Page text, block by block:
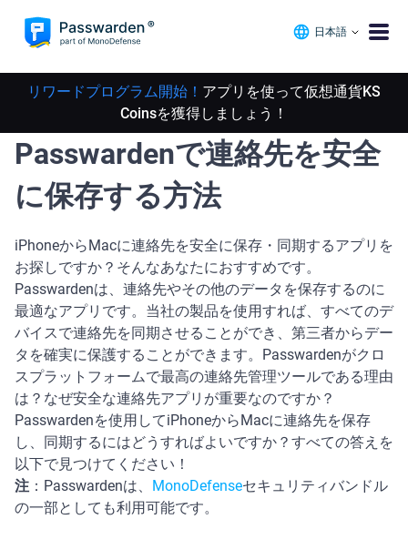
日本語
リワードプログラム開始！ アプリを使って仮想通貨KS
Coinsを獲得しましょう！
Passwardenで連絡先を安全
に保存する方法
iPhoneからMacに連絡先を安全に保存・同期するアプリを
お探しですか？そんなあなたにおすすめです。
Passwardenは、連絡先やその他のデータを保存するのに
最適なアプリです。当社の製品を使用すれば、すべてのデ
バイスで連絡先を同期させることができ、第三者からデー
タを確実に保護することができます。Passwardenがクロ
スプラットフォームで最高の連絡先管理ツールである理由
は？なぜ安全な連絡先アプリが重要なのですか？
Passwardenを使用してiPhoneからMacに連絡先を保存
し、同期するにはどうすればよいですか？すべての答えを
以下で見つけてください！
注 ：Passwardenは、 MonoDefenseセキュリティバンドル
の一部としても利用可能です。